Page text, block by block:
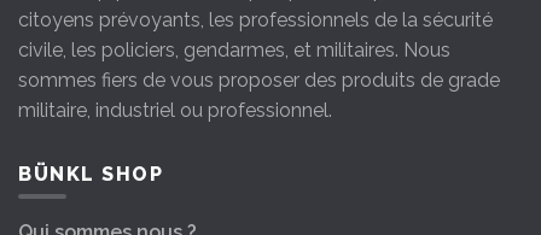
citoyens prévoyants, les professionnels de la sécurité
civile, les policiers, gendarmes, et militaires. Nous
sommes fiers de vous proposer des produits de grade
militaire, industriel ou professionnel.
BÜNKL SHOP